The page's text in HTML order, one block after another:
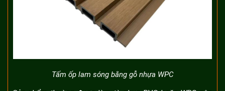
Tấm ốp lam sóng bằng gỗ nhựa WPC